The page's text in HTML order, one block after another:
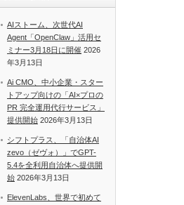
AIストーム、次世代AI
Agent「OpenClaw」活用セ
ミナー3月18日に開催 2026
年3月13日
Ai CMO、中小企業・スター
トアップ向けの「AI×プロの
PR 完全運用代行サービス」
提供開始 2026年3月13日
シフトプラス、「自治体AI
zevo（ゼヴォ）」でGPT-
5.4を全利用自治体へ提供開
始 2026年3月13日
ElevenLabs、世界で初めて